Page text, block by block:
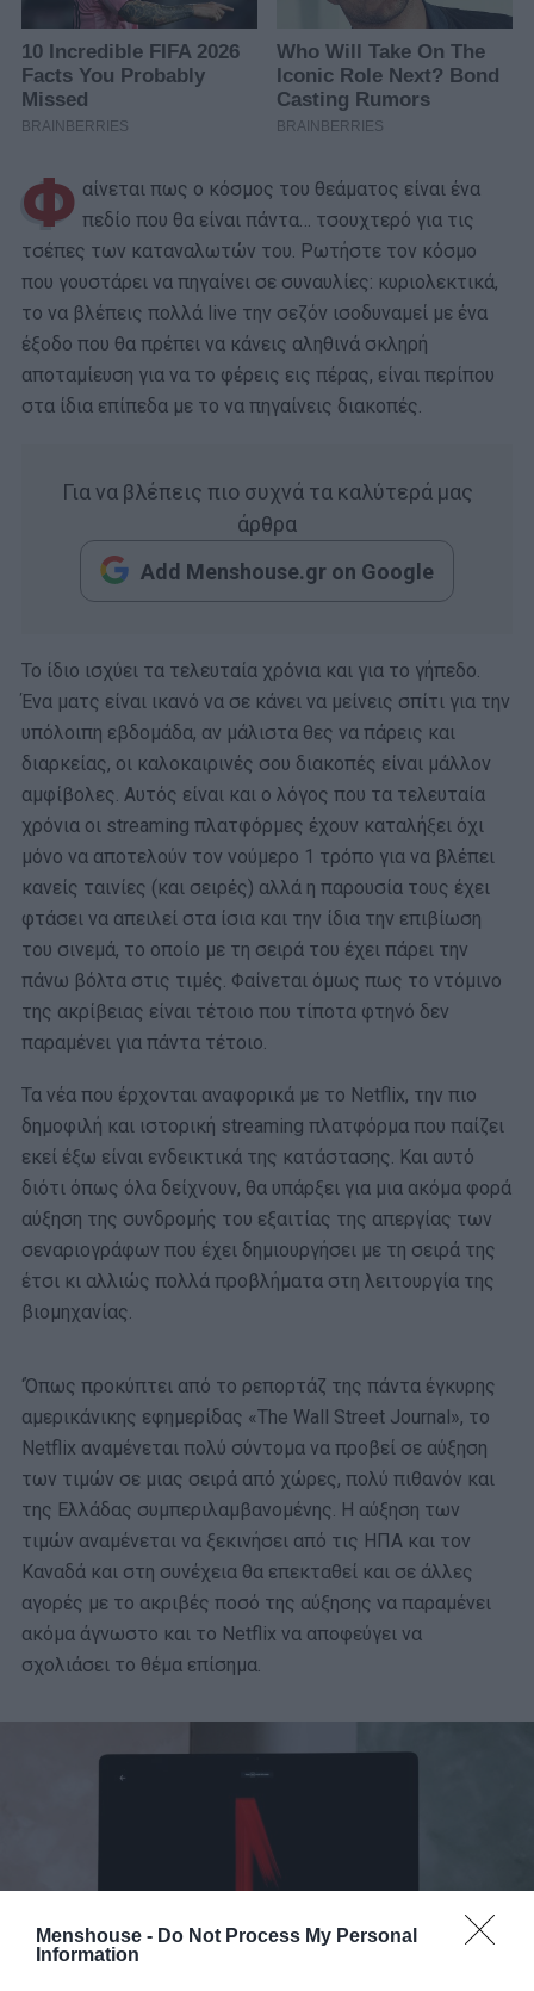
Menshouse - Do Not Process My Personal
Information
Φ αίνεται πως ο κόσμος του θεάματος είναι ένα
πεδίο που θα είναι πάντα… τσουχτερό για τις
τσέπες των καταναλωτών του. Ρωτήστε τον κόσμο
που γουστάρει να πηγαίνει σε συναυλίες: κυριολεκτικά,
το να βλέπεις πολλά live την σεζόν ισοδυναμεί με ένα
έξοδο που θα πρέπει να κάνεις αληθινά σκληρή
αποταμίευση για να το φέρεις εις πέρας, είναι περίπου
στα ίδια επίπεδα με το να πηγαίνεις διακοπές.
Για να βλέπεις πιο συχνά τα καλύτερά μας
άρθρα
Add Menshouse.gr on Google
Το ίδιο ισχύει τα τελευταία χρόνια και για το γήπεδο.
Ένα ματς είναι ικανό να σε κάνει να μείνεις σπίτι για την
υπόλοιπη εβδομάδα, αν μάλιστα θες να πάρεις και
διαρκείας, οι καλοκαιρινές σου διακοπές είναι μάλλον
αμφίβολες. Αυτός είναι και ο λόγος που τα τελευταία
χρόνια οι streaming πλατφόρμες έχουν καταλήξει όχι
μόνο να αποτελούν τον νούμερο 1 τρόπο για να βλέπει
κανείς ταινίες (και σειρές) αλλά η παρουσία τους έχει
φτάσει να απειλεί στα ίσια και την ίδια την επιβίωση
του σινεμά, το οποίο με τη σειρά του έχει πάρει την
πάνω βόλτα στις τιμές. Φαίνεται όμως πως το ντόμινο
της ακρίβειας είναι τέτοιο που τίποτα φτηνό δεν
παραμένει για πάντα τέτοιο.
Τα νέα που έρχονται αναφορικά με το Netflix, την πιο
δημοφιλή και ιστορική streaming πλατφόρμα που παίζει
εκεί έξω είναι ενδεικτικά της κατάστασης. Και αυτό
διότι όπως όλα δείχνουν, θα υπάρξει για μια ακόμα φορά
αύξηση της συνδρομής του εξαιτίας της απεργίας των
σεναριογράφων που έχει δημιουργήσει με τη σειρά της
έτσι κι αλλιώς πολλά προβλήματα στη λειτουργία της
βιομηχανίας.
‘Όπως προκύπτει από το ρεπορτάζ της πάντα έγκυρης
αμερικάνικης εφημερίδας «The Wall Street Journal», το
Netflix αναμένεται πολύ σύντομα να προβεί σε αύξηση
των τιμών σε μιας σειρά από χώρες, πολύ πιθανόν και
της Ελλάδας συμπεριλαμβανομένης. Η αύξηση των
τιμών αναμένεται να ξεκινήσει από τις ΗΠΑ και τον
Καναδά και στη συνέχεια θα επεκταθεί και σε άλλες
αγορές με το ακριβές ποσό της αύξησης να παραμένει
ακόμα άγνωστο και το Netflix να αποφεύγει να
σχολιάσει το θέμα επίσημα.